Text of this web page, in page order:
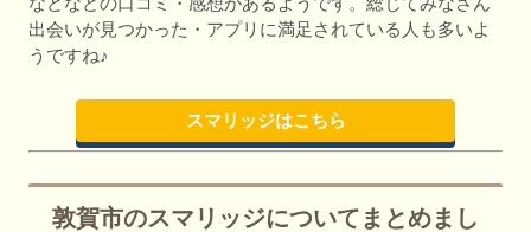
出会いが見つかった・アプリに満足されている人も多いよ
うですね♪
スマリッジはこちら
敦賀市のスマリッジについてまとめまし